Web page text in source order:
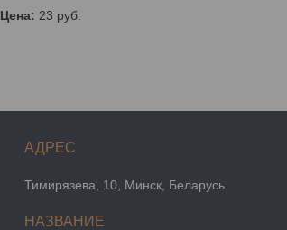
Цена: 23 руб.
Тимирязева, 10, Минск, Беларусь